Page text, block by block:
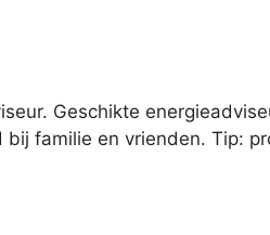
Geschikte
familie en vrienden. Tip: